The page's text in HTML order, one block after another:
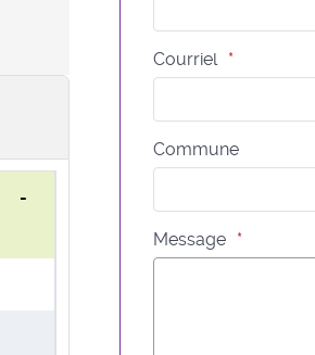
-
Courriel
Commune
Message